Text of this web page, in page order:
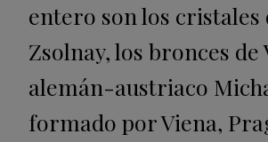
entero son los cristales
Zsolnay, los bronces
alemán-austriaco
formado por Viena,